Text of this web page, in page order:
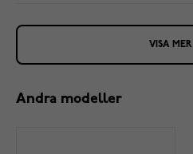
VISA MER
Andra modeller